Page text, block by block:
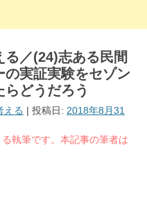
／(24)志ある民間
の実証実験をセゾン
どうだろう
える | 投稿日: 2018年8月31
執筆です。本記事の筆者は